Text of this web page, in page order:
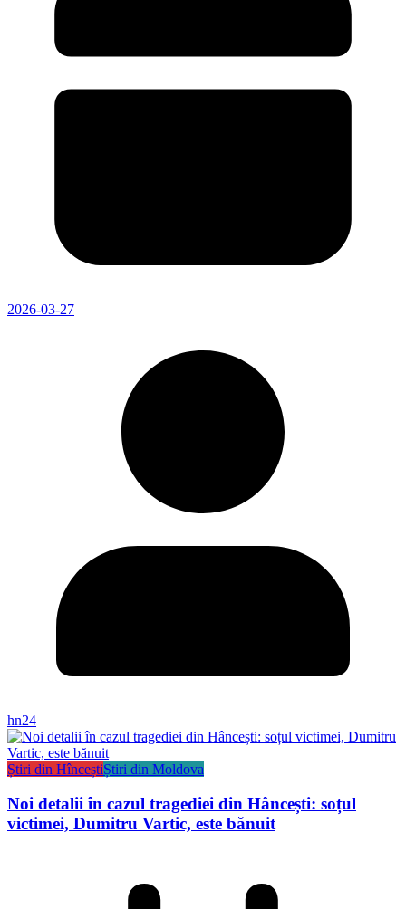
2026-03-27
hn24
Știri din HînceștiȘtiri din Moldova
Noi detalii în cazul tragediei din Hâncești: soțul
victimei, Dumitru Vartic, este bănuit